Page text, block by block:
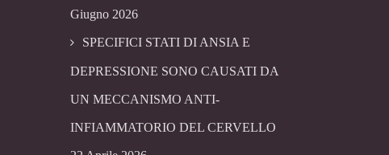
Giugno 2026
SPECIFICI STATI DI ANSIA E
DEPRESSIONE SONO CAUSATI DA
UN MECCANISMO ANTI-
INFIAMMATORIO DEL CERVELLO